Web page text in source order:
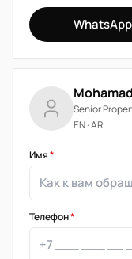
WhatsApp
Senior
EN · AR
Имя*
Телефон*